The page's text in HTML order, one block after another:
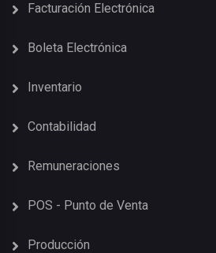
Facturación Electrónica
Boleta Electrónica
Inventario
Contabilidad
Remuneraciones
POS - Punto de Venta
Producción